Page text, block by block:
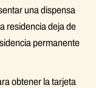
una dispensa
residencia deja de
permanente
obtener la tarjeta